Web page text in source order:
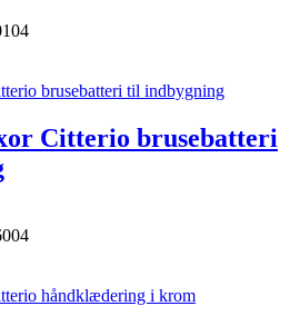
Citterio brusebatteri